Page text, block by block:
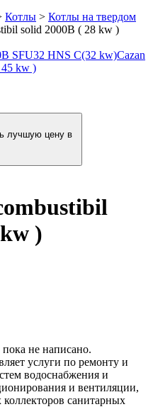
Котлы > Котлы на твердом
solid 2000B ( 28 kw )
SFU32 HNS C(32 kw)Cazan
kw )
лучшую цену в
)
не написано.
услуги по ремонту и
водоснабжения и
и вентиляции,
санитарных